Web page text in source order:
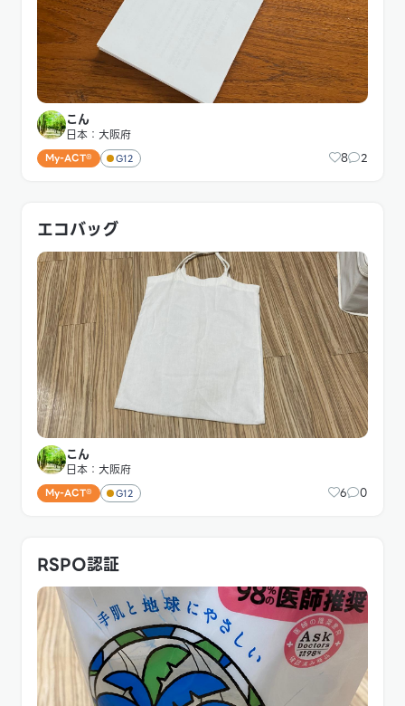
こん
日本：大阪府
My-ACT® G12 8 2
エコバッグ
こん
日本：大阪府
My-ACT® G12 6 0
RSPO認証